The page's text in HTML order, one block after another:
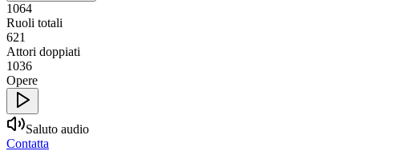
1064
Ruoli totali
621
Attori doppiati
1036
Opere
Saluto audio
Contatta